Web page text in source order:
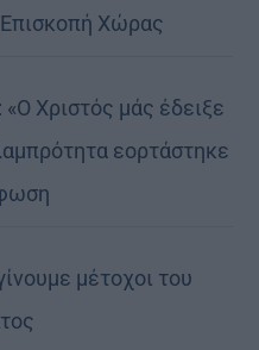
Επισκοπή Χώρας
«Ο Χριστός μάς έδειξε
εορτάστηκε
μέτοχοι του